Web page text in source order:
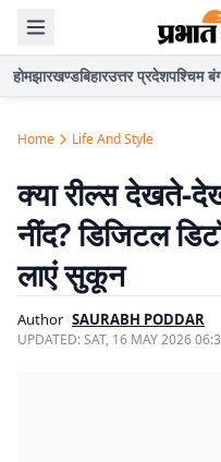
होमझारखण्डबिहारउत्तर प्रदेशपश्चिम
Home Life And Style
क्या रील्स देखते-
नींद? डिजिटल
लाएं सुकून
Author SAURABH PODDAR
UPDATED:SAT, 16 MAY 2026